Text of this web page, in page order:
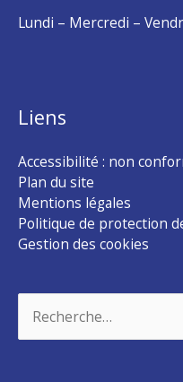
Lundi – Mercredi –
Liens
Accessibilité : non
Plan du site
Mentions légales
Politique de protection
Gestion des cookies